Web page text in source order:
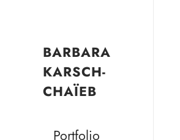
BARBARA
KARSCH-
CHAÏEB
Portfolio